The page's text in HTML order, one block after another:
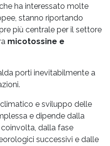
ha interessato molte
stanno riportando
più centrale per il settore
micotossine e
porti inevitabilmente a
e sviluppo delle
e dipende dalla
dalla fase
successivi e dalle